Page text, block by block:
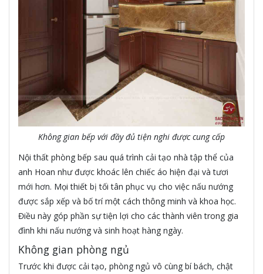
Không gian bếp với đầy đủ tiện nghi được cung cấp
Nội thất phòng bếp sau quá trình cải tạo nhà tập thể của
anh Hoan như được khoác lên chiếc áo hiện đại và tươi
mới hơn. Mọi thiết bị tối tân phục vụ cho việc nấu nướng
được sắp xếp và bố trí một cách thông minh và khoa học.
Điều này góp phần sự tiện lợi cho các thành viên trong gia
đình khi nấu nướng và sinh hoạt hàng ngày.
Không gian phòng ngủ
Trước khi được cải tạo, phòng ngủ vô cùng bí bách, chật